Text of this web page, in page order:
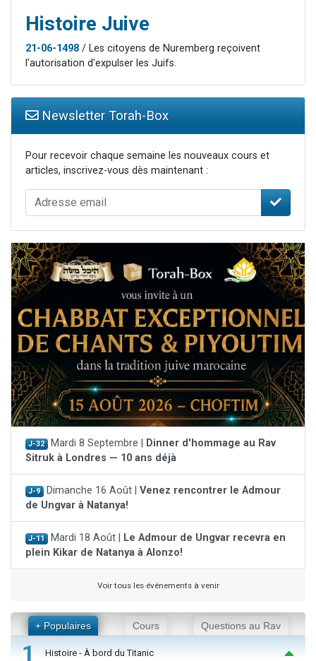
Histoire Juive
21-06-1498 / Les citoyens de Nuremberg reçoivent
l'autorisation d'expulser les Juifs.
Newsletter Torah-Box
Pour recevoir chaque semaine les nouveaux cours et
articles, inscrivez-vous dès maintenant :
J-32 Mardi 8 Septembre |
Dinner d'hommage au Rav
Sitruk à Londres — 10 ans déjà
J-9 Dimanche 16 Août | Venez rencontrer le Admour
de Ungvar à Natanya!
J-11 Mardi 18 Août |
Le Admour de Ungvar recevra en
plein Kikar de Natanya à Alonzo!
Voir tous les événements à venir
+ Populaires Cours Questions au Rav
1 Histoire - À bord du Titanic